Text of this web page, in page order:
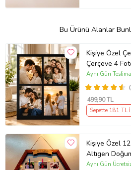
Bu Ürünü Alanlar
Kişiye Özel
Çerçeve 4
Resimli Kolaj
Aynı Gün
499,90 TL
Sepette 181 TL
Kişiye Özel
Altıgen
Ahşap
Aynı Gün